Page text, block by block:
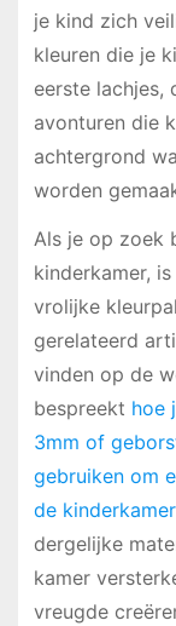
je kind zich
kleuren die je
eerste lachjes,
avonturen die
achtergrond
worden
Als je op zoek
kinderkamer,
vrolijke
gerelateerd
vinden op de
bespreekt hoe
3mm of
gebruiken om
de
dergelijke
kamer
vreugde